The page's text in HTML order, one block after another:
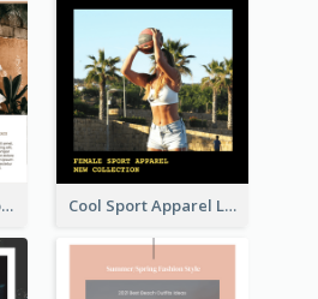
Spring Collection Lookbook Cool Sport Apparel Lookbook